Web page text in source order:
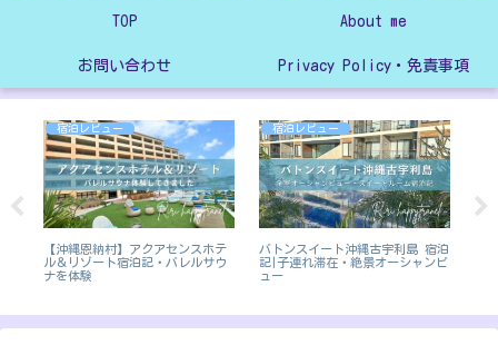
TOP About me
お問い合わせ Privacy Policy・免責事項
宿泊レビュー
【沖縄恩納村】アクアセンスホテ
ル＆リゾート宿泊記・バレルサウ
ナを体験
宿泊レビュー
バトンスイート沖縄古宇利島 宿泊
記|子連れ滞在・絶景オーシャンビ
ュー